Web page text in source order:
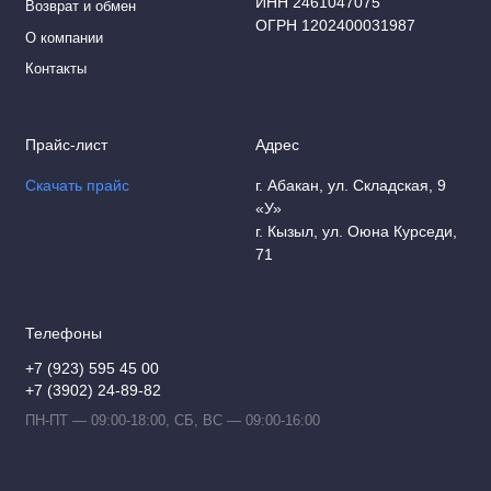
Лампы для холодильников, печей
Лампы ДРВ
Стартеры
Ультрафиолетовые лампы
Возврат и обмен
О компании
Контакты
ОГРН 1202400031987
Прайс-лист
Скачать прайс
Адрес
г. Абакан, ул. Складская, 9
«У»
г. Кызыл, ул. Оюна Курседи,
71
Телефоны
+7 (923) 595 45 00
+7 (3902) 24-89-82
ПН-ПТ — 09:00-18:00, СБ, ВС — 09:00-16:00